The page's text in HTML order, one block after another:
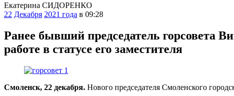
Екатерина СИДОРЕНКО
22 Декабря 2021 года в 09:28
Ранее бывший председатель горсовета
работе в статусе его заместителя
Смоленск, 22 декабря. Нового председателя Смоленского